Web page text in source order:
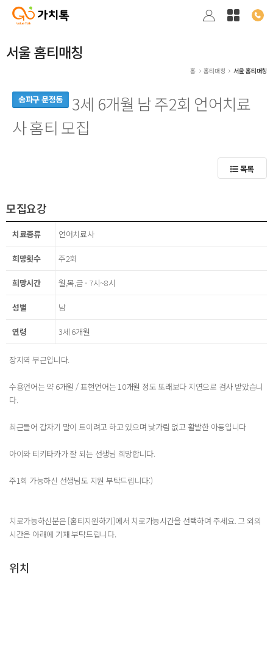
서울 홈티매칭
홈 홈티매칭 서울 홈티매칭
송파구 문정동
3세 6개월 남 주2회 언어치료
사 홈티 모집
목록
모집요강
치료종류 언어치료사
희망횟수 주2회
희망시간 월,목,금 - 7시~8시
성별 남
연령 3세 6개월
장지역 부근입니다.
수용언어는 약 6개월 / 표현언어는 10개월 정도 또래보다 지연으로 검사 받았습니
다.
최근들어 갑자기 말이 트이려고 하고 있으며 낯가림 없고 활발한 아동입니다
아이와 티키타카가 잘 되는 선생님 희망합니다.
주1회 가능하신 선생님도 지원 부탁드립니다:)
치료가능하신분은 [홈티지원하기]에서 치료가능시간을 선택하여 주세요. 그 외의
시간은 아래에 기재 부탁드립니다.
위치